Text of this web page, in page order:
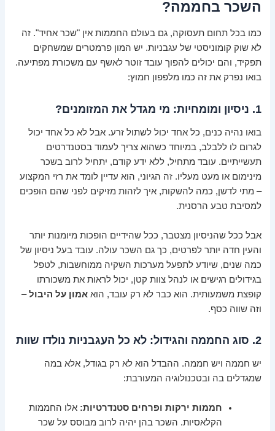
השכר בחממה?
כמו בכל תחום תעסוקה, גם בעולם החממות אין "שכר אחיד". זה
לא שוק קומוניסטי של עגבניות. יש המון פרמטרים שמשחקים
תפקיד, והם יכולים להפוך עובד זוטר לאשף עם משכורת מפתיעה.
בואו נפרק את זה כמו מלפפון חמוץ:
1. ניסיון ומומחיות: מי מגדל את המזומנים?
בואו נהיה כנים, כל אחד יכול לשתול זרע. אבל לא כל אחד יכול
לגרום לו ללבלב, במיוחד כשהוא צריך לעמוד בסטנדרטים
תעשייתיים. עובד מתחיל, ללא ידע קודם, יתחיל לרוב בשכר
מינימום או מעט מעליו. זה הגיוני, הוא עדיין לומד את רזי המקצוע
– מתי לדשן, כמה להשקות, איך לזהות מזיקים לפני שהם הופכים
למסיבת טבע הרסנית.
אבל ככל שהניסיון מצטבר, ככל שהידיים הופכות מיומנות יותר
והעין חדה יותר לפרטים, כך גם השכר עולה. עובד בעל ניסיון של
כמה שנים, שיודע לתפעל מערכות השקיה ממוחשבות, לטפל
בגידולים רגישים או לנהל צוות קטן, יכול לראות את משכורתו
קופצת משמעותית. הוא כבר לא רק עובד, הואאמון על היבול–
וזה שווה כסף.
2. סוג החממה והגידול: לא כל העגבניות נולדו שוות
יש חממה ויש חממה. ההבדל הוא לא רק בגודל, אלא במה
שמגדלים בה ובטכנולוגיה המעורבת:
חממות ירקות ופרחים סטנדרטיות: אלו החממות
הקלאסיות. השכר בהן יהיה לרוב מבוסס על שכר